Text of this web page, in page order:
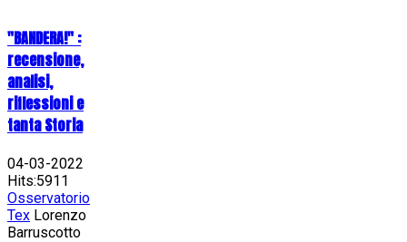
"BANDERA!" :
recensione,
analisi,
riflessioni e
tanta Storia
04-03-2022
Hits:5911
Osservatorio
Tex Lorenzo
Barruscotto